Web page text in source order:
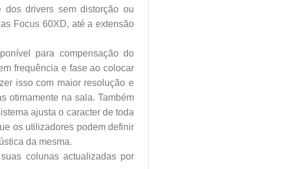
drivers sem distorção ou
Focus 60XD, até a extensão
para compensação do
frequência e fase ao colocar
isso com maior resolução e
otimamente na sala. Também
ajusta o caracter de toda
os utilizadores podem definir
da mesma.
colunas actualizadas por